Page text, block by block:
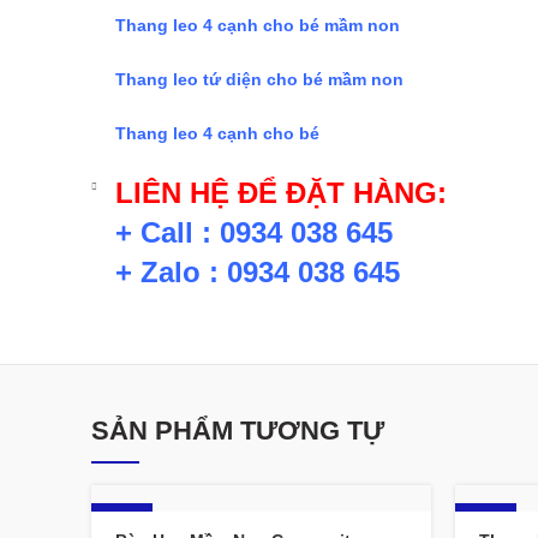
Thang leo 4 cạnh cho bé mầm non
Thang leo tứ diện cho bé mầm non
Thang leo 4 cạnh cho bé
LIÊN HỆ ĐỂ ĐẶT HÀNG:
+ Call : 0934 038 645
+ Zalo : 0934 038 645
SẢN PHẨM TƯƠNG TỰ